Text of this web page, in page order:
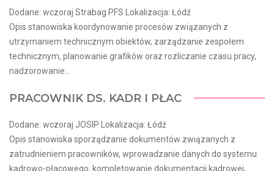
Dodane: wczoraj Strabag PFS Lokalizacja: Łódź
Opis stanowiska koordynowanie procesów związanych z
utrzymaniem technicznym obiektów, zarządzanie zespołem
technicznym, planowanie grafików oraz rozliczanie czasu pracy,
nadzorowanie...
PRACOWNIK DS. KADR I PŁAC
Dodane: wczoraj JOSIP Lokalizacja: Łódź
Opis stanowiska sporządzanie dokumentów związanych z
zatrudnieniem pracowników, wprowadzanie danych do systemu
kadrowo-płacowego, kompletowanie dokumentacji kadrowej,